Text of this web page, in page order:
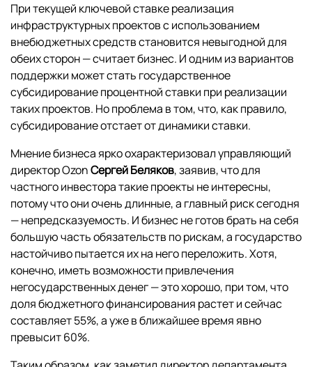
При текущей ключевой ставке реализация
инфраструктурных проектов с использованием
внебюджетных средств становится невыгодной для
обеих сторон — считает бизнес. И одним из вариантов
поддержки может стать государственное
субсидирование процентной ставки при реализации
таких проектов. Но проблема в том, что, как правило,
субсидирование отстает от динамики ставки.
Мнение бизнеса ярко охарактеризовал управляющий
директор OzonСергей Беляков, заявив, что для
частного инвестора такие проекты не интересны,
потому что они очень длинные, а главный риск сегодня
— непредсказуемость. И бизнес не готов брать на себя
большую часть обязательств по рискам, а государство
настойчиво пытается их на него переложить. Хотя,
конечно, иметь возможности привлечения
негосударственных денег — это хорошо, при том, что
доля бюджетного финансирования растет и сейчас
составляет 55%, а уже в ближайшее время явно
превысит 60%.